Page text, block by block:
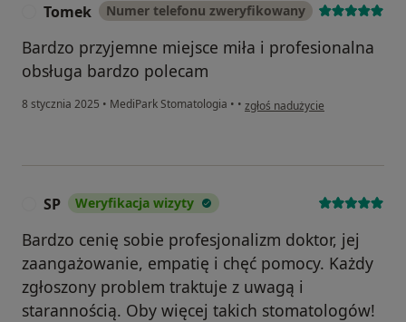
Tomek Numer telefonu zweryfikowany
Bardzo przyjemne miejsce miła i profesionalna
obsługa bardzo polecam
8 stycznia 2025 • MediPark Stomatologia • • w opinii użytkownika Tomek
zgłoś nadużycie
SP Weryfikacja wizyty
Bardzo cenię sobie profesjonalizm doktor, jej
zaangażowanie, empatię i chęć pomocy. Każdy
zgłoszony problem traktuje z uwagą i
starannością. Oby więcej takich stomatologów!